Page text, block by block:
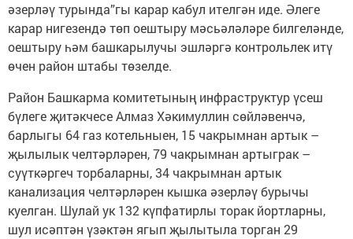
әзерләү турында”гы карар кабул ителгән иде. Әлеге
карар нигезендә төп оештыру мәсьәләләре билгеләнде,
оештыру һәм башкарылучы эшләргә контрольлек итү
өчен район штабы төзелде.
Район Башкарма комитетының инфраструктур үсеш
бүлеге җитәкчесе Алмаз Хәкимуллин сөйләвенчә,
барлыгы 64 газ котельныен, 15 чакрымнан артык –
җылылык челтәрләрен, 79 чакрымнан артыграк –
суүткәргеч торбаларны, 34 чакрымнан артык
канализация челтәрләрен кышка әзерләү бурычы
куелган. Шулай ук 132 күпфатирлы торак йортларны,
шул исәптән үзәктән ягып җылытыла торган 29